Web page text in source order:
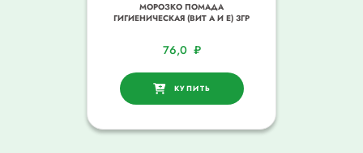
МОРОЗКО ПОМАДА
ГИГИЕНИЧЕСКАЯ (ВИТ А И Е) 3ГР
76,0 ₽
КУПИТЬ